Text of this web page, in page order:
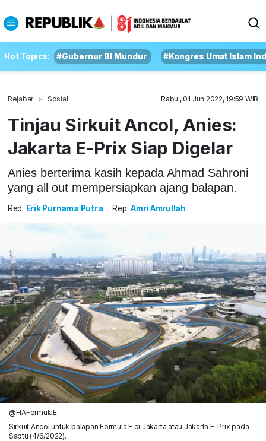
Hot Topics: #Gubernur BI Mundur #Kongres Umat Islam
Rejabar Sosial Rabu , 01 Jun 2022, 19:59 WIB
Tinjau Sirkuit Ancol, Anies:
Jakarta E-Prix Siap Digelar
Anies berterima kasih kepada Ahmad Sahroni
yang all out mempersiapkan ajang balapan.
Red: Erik Purnama Putra Rep: Amri Amrullah
@FIAFormulaE
Sirkuit Ancol untuk balapan Formula E di Jakarta atau Jakarta E-Prix pada
Sabtu (4/6/2022).